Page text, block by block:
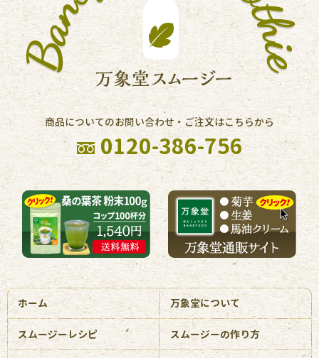
商品についてのお問い合わせ・ご注文はこちらから
0120-386-756
ホーム 万象堂について
スムージーレシピ スムージーの作り方